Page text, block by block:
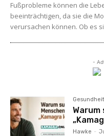
Fußprobleme können die
beeinträchtigen, da sie die
verursachen können. Ob es
-
Gesundheit
Warum
Hawke -